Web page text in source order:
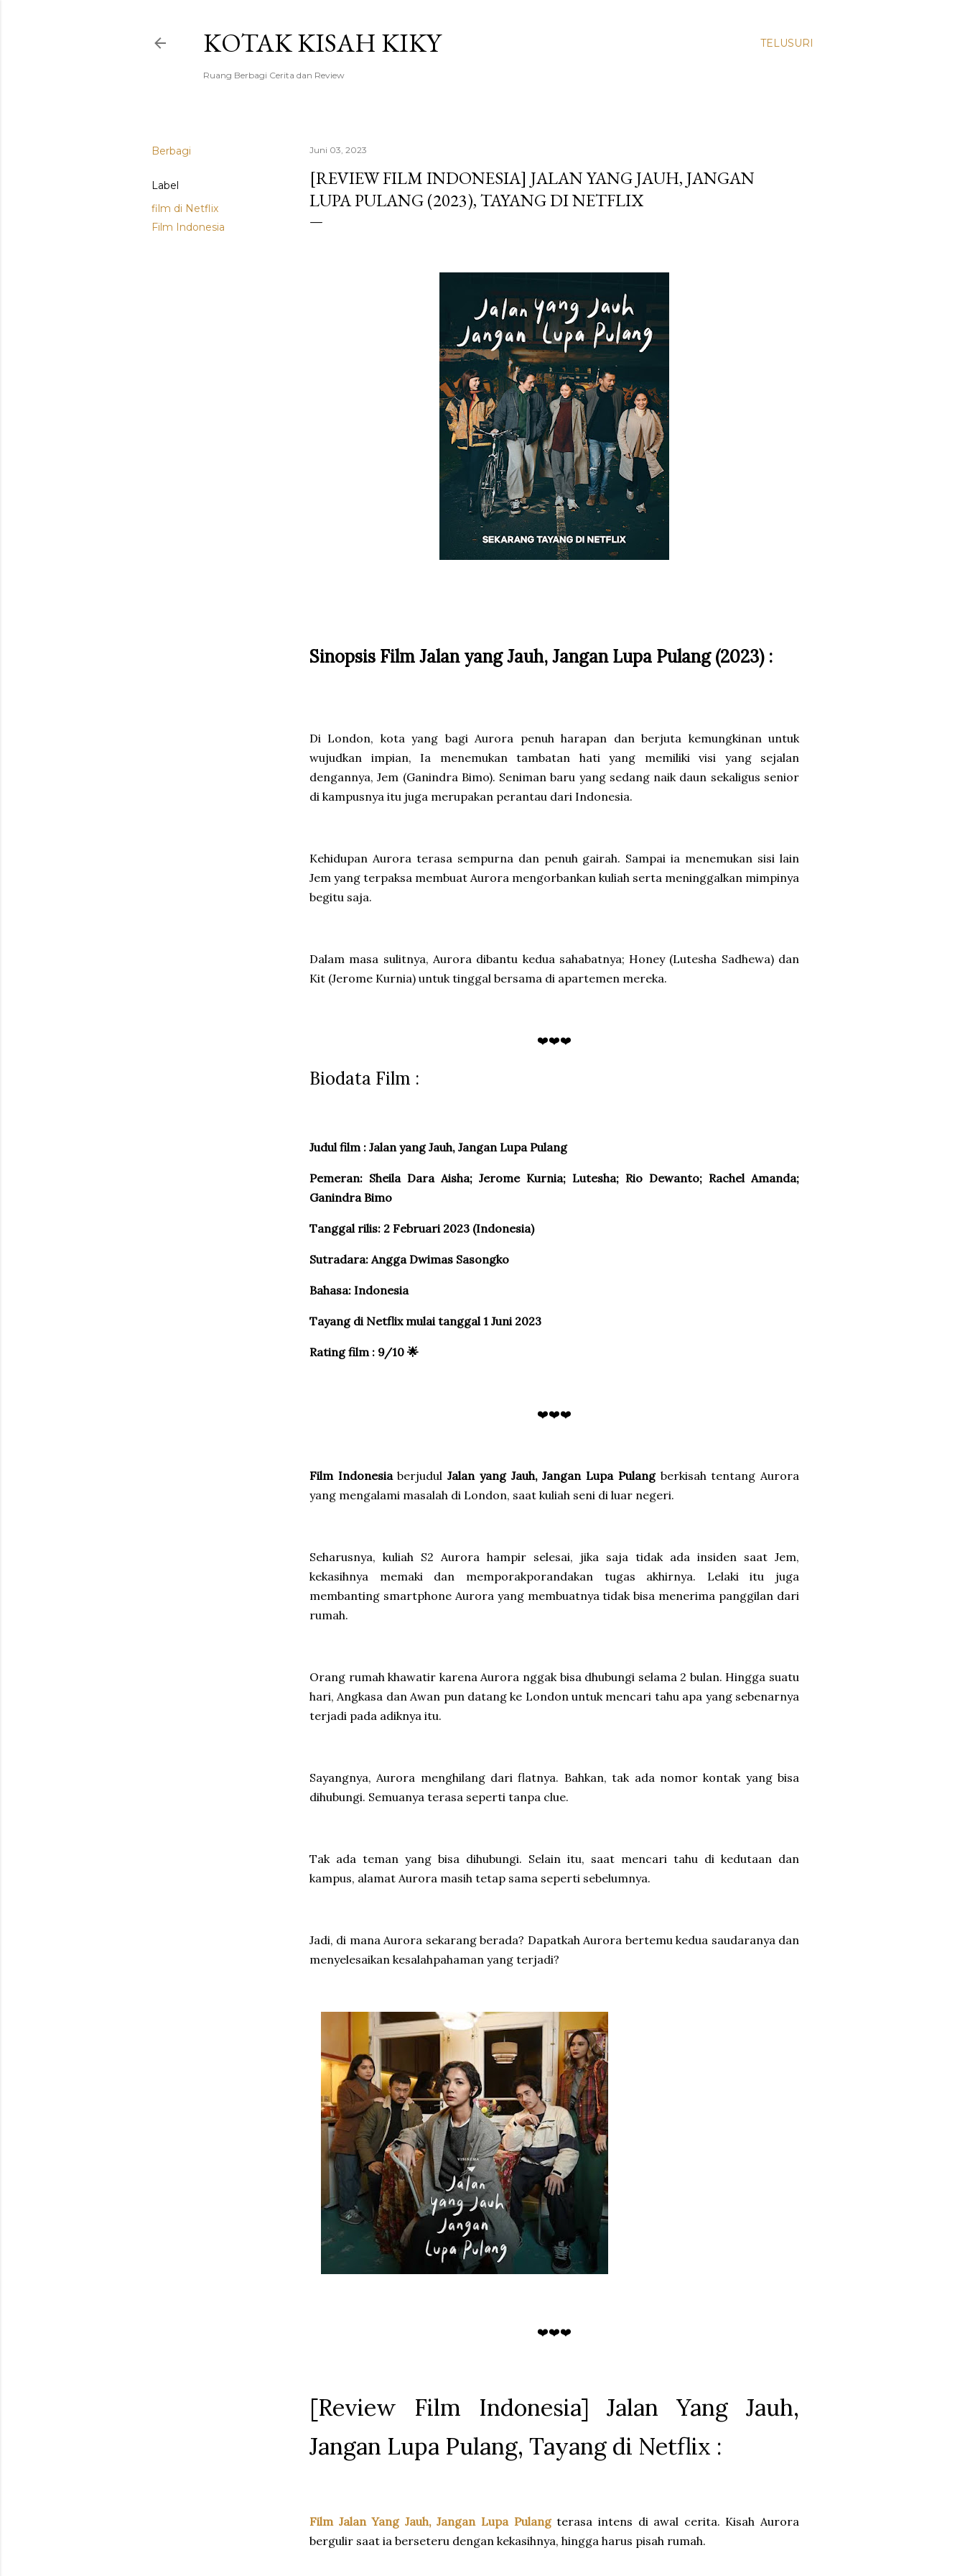
TELUSURI
KOTAK KISAH KIKY
Ruang Berbagi Cerita dan Review
Berbagi
Label
film di Netflix
Film Indonesia
Juni 03, 2023
[REVIEW FILM INDONESIA] JALAN YANG JAUH, JANGAN
LUPA PULANG (2023), TAYANG DI NETFLIX
Sinopsis Film Jalan yang Jauh, Jangan Lupa Pulang (2023) :
Di London, kota yang bagi Aurora penuh harapan dan berjuta kemungkinan untuk
wujudkan impian, Ia menemukan tambatan hati yang memiliki visi yang sejalan
dengannya, Jem (Ganindra Bimo). Seniman baru yang sedang naik daun sekaligus senior
di kampusnya itu juga merupakan perantau dari Indonesia.
Kehidupan Aurora terasa sempurna dan penuh gairah. Sampai ia menemukan sisi lain
Jem yang terpaksa membuat Aurora mengorbankan kuliah serta meninggalkan mimpinya
begitu saja.
Dalam masa sulitnya, Aurora dibantu kedua sahabatnya; Honey (Lutesha Sadhewa) dan
Kit (Jerome Kurnia) untuk tinggal bersama di apartemen mereka.
❤️❤️❤️
Biodata Film :
Judul film : Jalan yang Jauh, Jangan Lupa Pulang
Pemeran: Sheila Dara Aisha; Jerome Kurnia; Lutesha; Rio Dewanto; Rachel Amanda;
Ganindra Bimo
Tanggal rilis: 2 Februari 2023 (Indonesia)
Sutradara: Angga Dwimas Sasongko
Bahasa: Indonesia
Tayang di Netflix mulai tanggal 1 Juni 2023
Rating film : 9/10 🌟
❤️❤️❤️
Film Indonesiaberjudul Jalan yang Jauh, Jangan Lupa Pulang berkisah tentang Aurora
yang mengalami masalah di London, saat kuliah seni di luar negeri.
Seharusnya, kuliah S2 Aurora hampir selesai, jika saja tidak ada insiden saat Jem,
kekasihnya memaki dan memporakporandakan tugas akhirnya. Lelaki itu juga
membanting smartphone Aurora yang membuatnya tidak bisa menerima panggilan dari
rumah.
Orang rumah khawatir karena Aurora nggak bisa dhubungi selama 2 bulan. Hingga suatu
hari, Angkasa dan Awan pun datang ke London untuk mencari tahu apa yang sebenarnya
terjadi pada adiknya itu.
Sayangnya, Aurora menghilang dari flatnya. Bahkan, tak ada nomor kontak yang bisa
dihubungi. Semuanya terasa seperti tanpa clue.
Tak ada teman yang bisa dihubungi. Selain itu, saat mencari tahu di kedutaan dan
kampus, alamat Aurora masih tetap sama seperti sebelumnya.
Jadi, di mana Aurora sekarang berada? Dapatkah Aurora bertemu kedua saudaranya dan
menyelesaikan kesalahpahaman yang terjadi?
❤️❤️❤️
[Review Film Indonesia] Jalan Yang Jauh,
Jangan Lupa Pulang, Tayang di Netflix :
Film Jalan Yang Jauh, Jangan Lupa Pulangterasa intens di awal cerita. Kisah Aurora
bergulir saat ia berseteru dengan kekasihnya, hingga harus pisah rumah.